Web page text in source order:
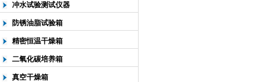
冲水试验测试仪器
防锈油脂试验箱
精密恒温干燥箱
二氧化碳培养箱
真空干燥箱